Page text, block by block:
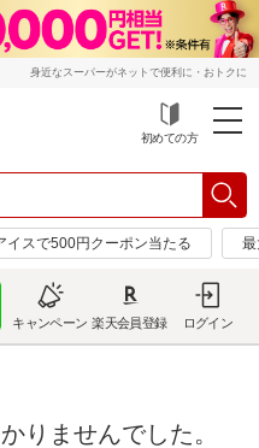
身近なスーパーがネットで便利に・おトクに
初めての方
イスで500円クーポン当たる
キャンペーン 楽天会員登録 ログイン
りませんでした。